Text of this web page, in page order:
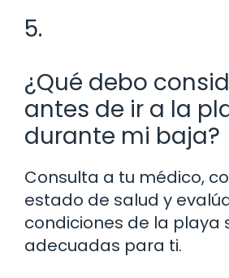
5.
¿Qué debo
antes de ir a la
durante mi baja?
Consulta a tu médico,
estado de salud y
condiciones de la playa
adecuadas para ti.